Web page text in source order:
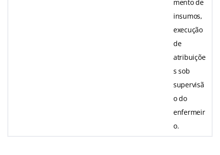
mento de
insumos,
execução
de
atribuiçõe
s sob
supervisã
o do
enfermeir
o.